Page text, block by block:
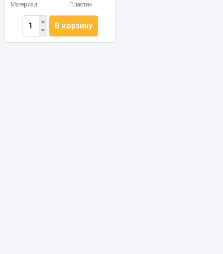
Материал
Пластик
В корзину